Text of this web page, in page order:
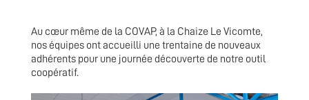
Au cœur même de la COVAP, à la Chaize Le Vicomte,
nos équipes ont accueilli une trentaine de nouveaux
adhérents pour une journée découverte de notre outil
coopératif.